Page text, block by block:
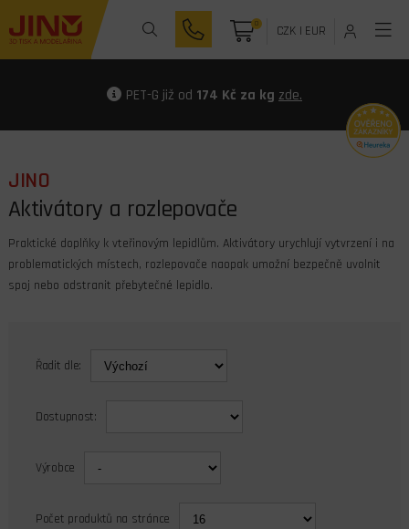
0 CZK| EUR
PET-G již od 174 Kč za kg zde.
JINO
Aktivátory a rozlepovače
Praktické doplňky k vteřinovým lepidlům. Aktivátory urychlují vytvrzení i na
problematických místech, rozlepovače naopak umožní bezpečně uvolnit
spoj nebo odstranit přebytečné lepidlo.
Řadit dle:
Dostupnost:
Výrobce
Počet produktů na stránce